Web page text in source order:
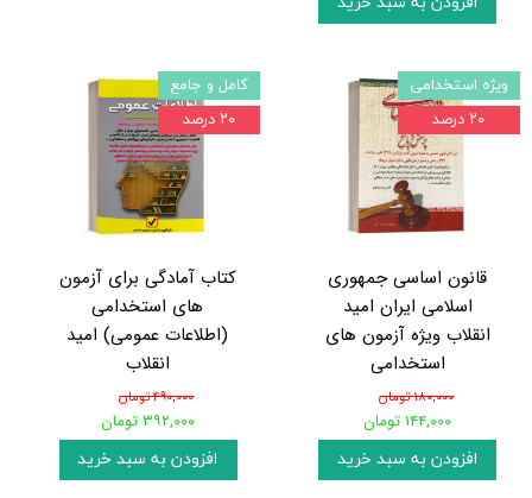
قانون اساسی جمهوری
اسلامی ایران امید
انقلاب ویژه آزمون های
استخدامی
۱۸۰,۰۰۰ تومان
۱۴۴,۰۰۰ تومان
افزودن به سبد خرید
ویژه استخدامی
۲۰ درصد
کتاب آمادگی برای آزمون
های استخدامی
(اطلاعات عمومی) امید
انقلاب
۴۹۰,۰۰۰ تومان
۳۹۲,۰۰۰ تومان
افزودن به سبد خرید
کامل و جامع
۲۰ درصد